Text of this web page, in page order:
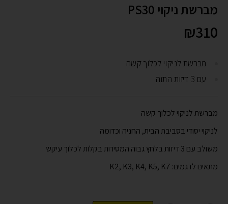
מברשת ניקוי PS30
₪310
מברשת לניקוי לכלוך קשה
עם 3 דיזות התזה
מברשת לניקוי לכלוך קשה
לניקוי יסודי בסביבת הבית, החניה וכדומה
משולב עם 3 דיזות בלחץ גבוה המסירות בקלות לכלוך עיקש
מתאים לדגמים: K2, K3, K4, K5, K7